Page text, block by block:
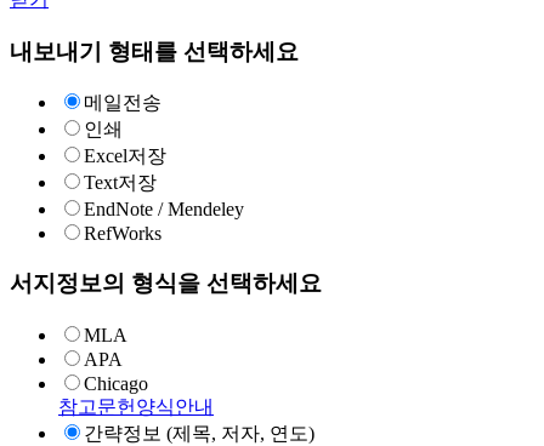
내보내기 형태를 선택하세요
메일전송
인쇄
Excel저장
Text저장
EndNote / Mendeley
RefWorks
서지정보의 형식을 선택하세요
MLA
APA
Chicago
참고문헌양식안내
간략정보 (제목, 저자, 연도)